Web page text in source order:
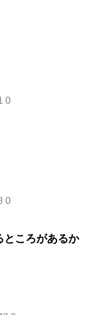
0
0
ところがあるか